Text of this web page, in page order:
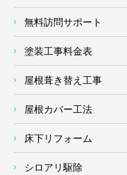
無料訪問サポート
塗装工事料金表
屋根葺き替え工事
屋根カバー工法
床下リフォーム
シロアリ駆除